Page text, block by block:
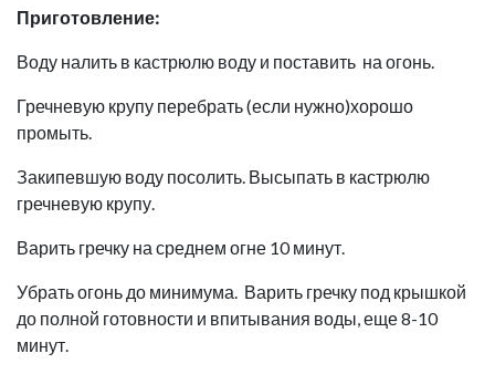
Приготовление:
Воду налить в кастрюлю воду и поставить на огонь.
Гречневую крупу перебрать (если нужно)хорошо
промыть.
Закипевшую воду посолить. Высыпать в кастрюлю
гречневую крупу.
Варить гречку на среднем огне 10 минут.
Убрать огонь до минимума. Варить гречку под крышкой
до полной готовности и впитывания воды, еще 8-10
минут.